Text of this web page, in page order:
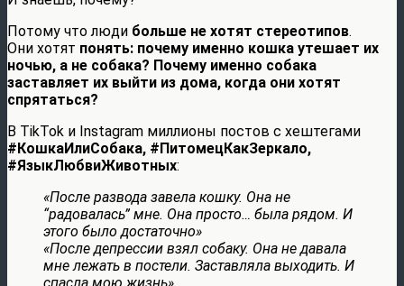
Потому что люди больше не хотят стереотипов.
Они хотят понять: почему именно кошка утешает их
ночью, а не собака? Почему именно собака
заставляет их выйти из дома, когда они хотят
спрятаться?
В TikTok и Instagram миллионы постов с хештегами
#КошкаИлиСобака, #ПитомецКакЗеркало,
#ЯзыкЛюбвиЖивотных:
«После развода завела кошку. Она не
“радовалась” мне. Она просто… была рядом. И
этого было достаточно»
«После депрессии взял собаку. Она не давала
мне лежать в постели. Заставляла выходить. И